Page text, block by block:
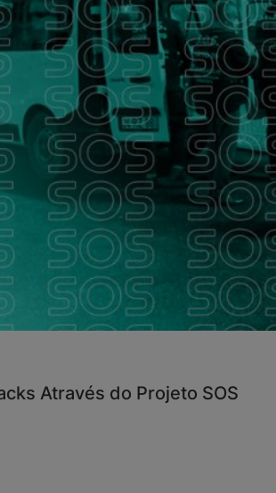
Através do Projeto SOS